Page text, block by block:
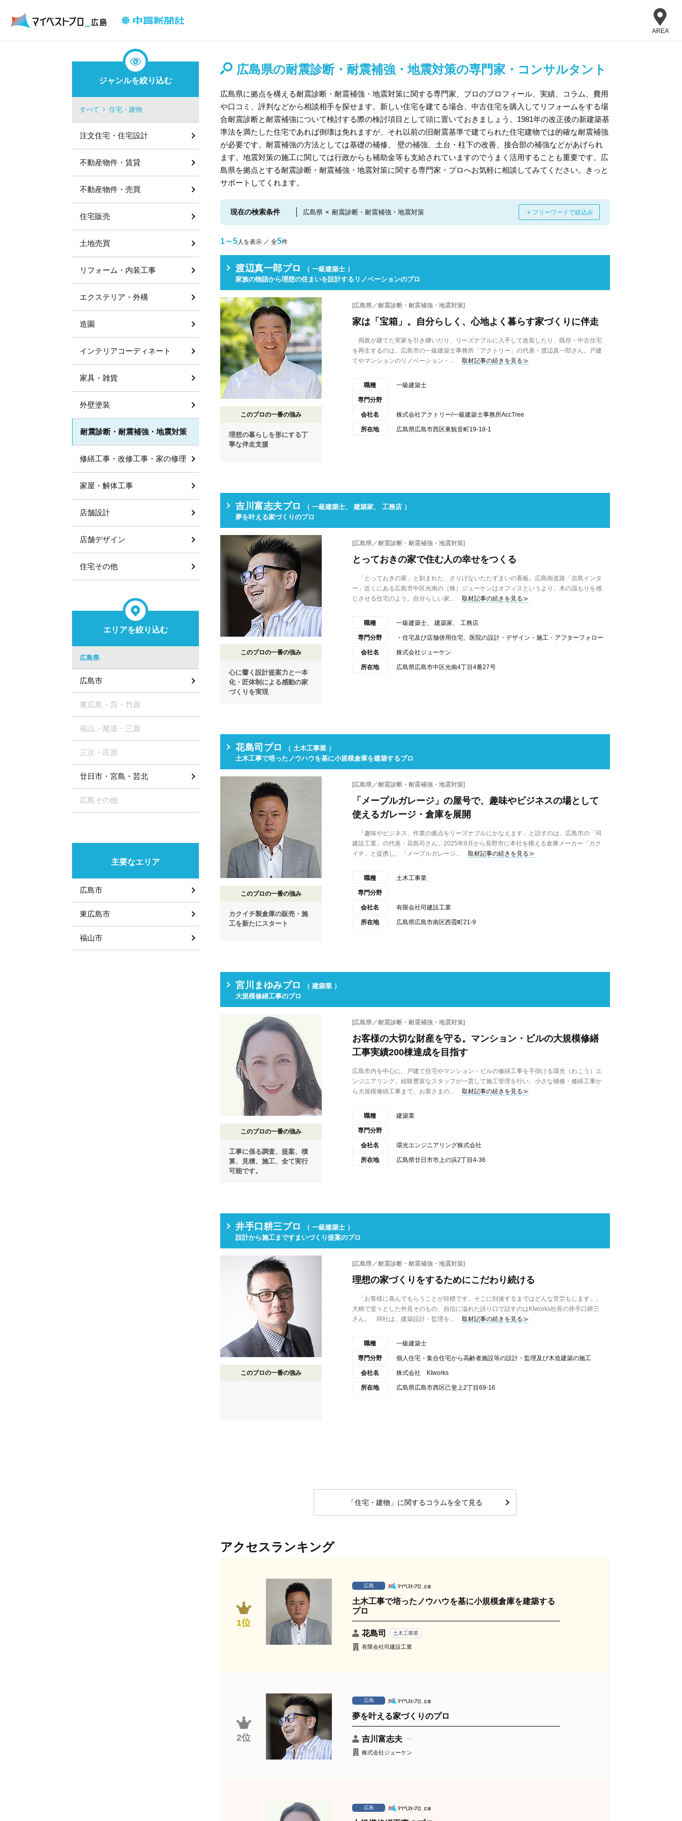
AREA
広島県の耐震診断・耐震補強・地震対策の専門家・コンサルタント
広島県に拠点を構える耐震診断・耐震補強・地震対策に関する専門家、プロのプロフィール、実績、コラム、費用
や口コミ、評判などから相談相手を探せます。新しい住宅を建てる場合、中古住宅を購入してリフォームをする場
合耐震診断と耐震補強について検討する際の検討項目として頭に置いておきましょう。1981年の改正後の新建築基
準法を満たした住宅であれば倒壊は免れますが、それ以前の旧耐震基準で建てられた住宅建物では的確な耐震補強
が必要です。耐震補強の方法としては基礎の補修、 壁の補強、土台・柱下の改善、接合部の補強などがあげられ
ます。地震対策の施工に関しては行政からも補助金等も支給されていますのでうまく活用することも重要です。広
島県を拠点とする耐震診断・耐震補強・地震対策に関する専門家・プロへお気軽に相談してみてください。きっと
サポートしてくれます。
現在の検索条件 広島県 × 耐震診断・耐震補強・地震対策 ＋ フリーワードで絞込み
1～5人を表示 ／ 全5件
渡辺真一郎プロ
（ 一級建築士 ）
家族の物語から理想の住まいを設計するリノベーションのプロ
このプロの一番の強み
理想の暮らしを形にする丁
寧な伴走支援
[広島県／耐震診断・耐震補強・地震対策]
家は「宝箱」。自分らしく、心地よく暮らす家づくりに伴走
両親が建てた実家を引き継いだり、リーズナブルに入手して改装したり、既存・中古住宅
を再生するのは、広島市の一級建築士事務所「アクトリー」の代表・渡辺真一郎さん。戸建
てやマンションのリノベーション・...
取材記事の続きを見る≫
職種 一級建築士
専門分野
会社名 株式会社アクトリー/一級建築士事務所AccTree
所在地 広島県広島市西区東観音町19-18-1
吉川富志夫プロ
（ 一級建築士、 建築家、 工務店 ）
夢を叶える家づくりのプロ
このプロの一番の強み
心に響く設計提案力と一本
化・匠体制による感動の家
づくりを実現
[広島県／耐震診断・耐震補強・地震対策]
とっておきの家で住む人の幸せをつくる
「とっておきの家」と刻まれた、さりげないたたずまいの看板。広島南道路「吉島インタ
ー」近くにある広島市中区光南の（株）ジューケンはオフィスというより、木の温もりを感
じさせる住宅のよう。自分らしい家...
取材記事の続きを見る≫
職種 一級建築士、 建築家、 工務店
専門分野 ・住宅及び店舗併用住宅、医院の設計・デザイン・施工・アフターフォロー
会社名 株式会社ジューケン
所在地 広島県広島市中区光南4丁目4番27号
花島司プロ
（ 土木工事業 ）
土木工事で培ったノウハウを基に小規模倉庫を建築するプロ
このプロの一番の強み
カクイチ製倉庫の販売・施
工を新たにスタート
[広島県／耐震診断・耐震補強・地震対策]
「メープルガレージ」の屋号で、趣味やビジネスの場として
使えるガレージ・倉庫を展開
「趣味やビジネス、作業の拠点をリーズナブルにかなえます」と話すのは、広島市の「司
建設工業」の代表・花島司さん。2025年9月から長野市に本社を構える倉庫メーカー「カク
イチ」と提携し、「メープルガレージ...
取材記事の続きを見る≫
職種 土木工事業
専門分野
会社名 有限会社司建設工業
所在地 広島県広島市南区西霞町21-9
宮川まゆみプロ
（ 建築業 ）
大規模修繕工事のプロ
このプロの一番の強み
工事に係る調査、提案、積
算、見積、施工、全て実行
可能です。
[広島県／耐震診断・耐震補強・地震対策]
お客様の大切な財産を守る。マンション・ビルの大規模修繕
工事実績200棟達成を目指す
広島市内を中心に、戸建て住宅やマンション・ビルの修繕工事を手掛ける環光（わこう）エ
ンジニアリング。経験豊富なスタッフが一貫して施工管理を行い、小さな補修・修繕工事か
ら大規模修繕工事まで、お客さまの...
取材記事の続きを見る≫
職種 建築業
専門分野
会社名 環光エンジニアリング株式会社
所在地 広島県廿日市市上の浜2丁目4-36
井手口耕三プロ
（ 一級建築士 ）
設計から施工まですまいづくり提案のプロ
このプロの一番の強み
[広島県／耐震診断・耐震補強・地震対策]
理想の家づくりをするためにこだわり続ける
「お客様に喜んでもらうことが目標です。そこに到達するまではどんな苦労もします」。
大柄で堂々とした外見そのもの、自信に溢れた語り口で話すのはKIworks社長の井手口耕三
さん。 同社は、建築設計・監理を...
取材記事の続きを見る≫
職種 一級建築士
専門分野 個人住宅・集合住宅から高齢者施設等の設計・監理及び木造建築の施工
会社名 株式会社 KIworks
所在地 広島県広島市西区己斐上2丁目69-16
「住宅・建物」に関するコラムを全て見る
アクセスランキング
1位
広島
土木工事で培ったノウハウを基に小規模倉庫を建築する
プロ
花島司 土木工事業
有限会社司建設工業
2位
広島
夢を叶える家づくりのプロ
吉川富志夫
株式会社ジューケン
広島
ジャンルを絞り込む
すべて 住宅・建物
注文住宅・住宅設計
不動産物件・賃貸
不動産物件・売買
住宅販売
土地売買
リフォーム・内装工事
エクステリア・外構
造園
インテリアコーディネート
家具・雑貨
外壁塗装
耐震診断・耐震補強・地震対策
修繕工事・改修工事・家の修理
家屋・解体工事
店舗設計
店舗デザイン
住宅その他
エリアを絞り込む
広島県
広島市
東広島・呉・竹原
福山・尾道・三原
三次・庄原
廿日市・宮島・芸北
広島その他
主要なエリア
広島市
東広島市
福山市